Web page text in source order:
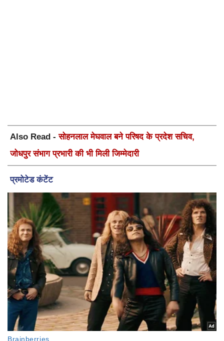
Also Read -सोहनलाल मेघवाल बने परिषद के प्रदेश सचिव,
जोधपुर संभाग प्रभारी की भी मिली जिम्मेदारी